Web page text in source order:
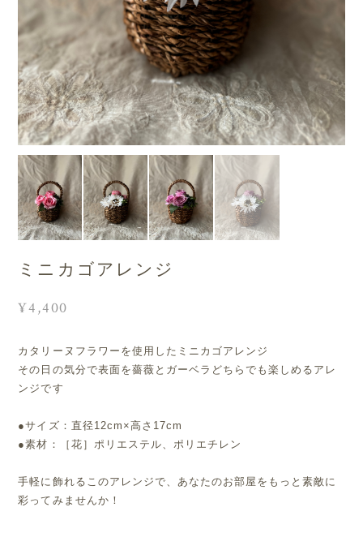
ミニカゴアレンジ
¥4,400
カタリーヌフラワーを使用したミニカゴアレンジ
その日の気分で表面を薔薇とガーベラどちらでも楽しめるアレ
ンジです
●サイズ：直径12cm×高さ17cm
●素材：［花］ポリエステル、ポリエチレン
手軽に飾れるこのアレンジで、あなたのお部屋をもっと素敵に
彩ってみませんか！